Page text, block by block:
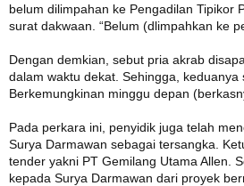
belum dilimpahan ke Pengadilan Tipikor
surat dakwaan. “Belum (dlimpahkan ke
Dengan demkian, sebut pria akrab
dalam waktu dekat. Sehingga,
Berkemungkinan minggu depan
Pada perkara ini, penyidik juga telah
Surya Darmawan sebagai tersangka.
tender yakni PT Gemilang Utama Allen.
kepada Surya Darmawan dari proyek